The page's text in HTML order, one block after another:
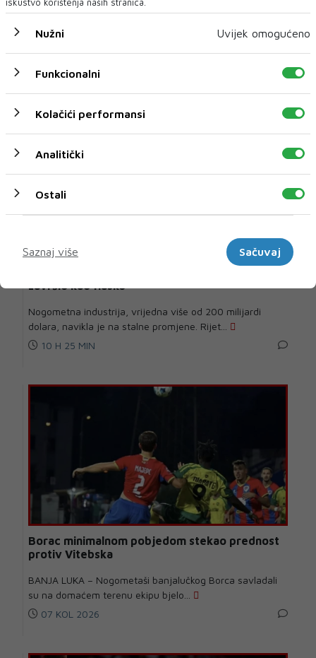
U novom broju pročitajte
SPORT
Infantino-va najopasnija ideja dosad: Projekt
završio kao fiasko
Nogometna industrija, vrijedna više od 200 milijardi
dolara, navikla je na stalne promjene. Rijet...
10 H 25 MIN
Borac minimalnom pobjedom stekao prednost
protiv Vitebska
BANJA LUKA – Nogometaši banjalučkog Borca savladali
su na domaćem terenu ekipu bjelo...
07 KOL 2026
Nužni Uvijek omogućeno
Funkcionalni
Kolačići performansi
Analitički
Ostali
Saznaj više
Sačuvaj